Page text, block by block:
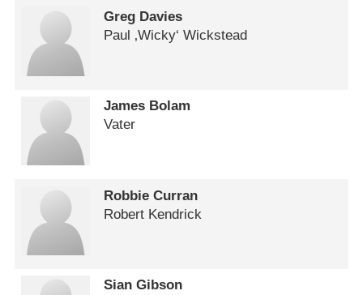
Greg Davies
Paul ‚Wicky‘ Wickstead
James Bolam
Vater
Robbie Curran
Robert Kendrick
Sian Gibson